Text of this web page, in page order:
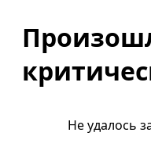
Не удалось